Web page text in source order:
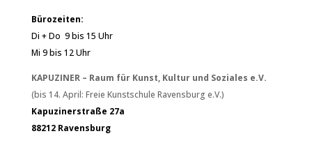
Bürozeiten:
Di + Do 9 bis 15 Uhr
Mi 9 bis 12 Uhr
KAPUZINER – Raum für Kunst, Kultur und Soziales e.V.
(bis 14. April: Freie Kunstschule Ravensburg e.V.)
Kapuzinerstraße 27a
88212 Ravensburg